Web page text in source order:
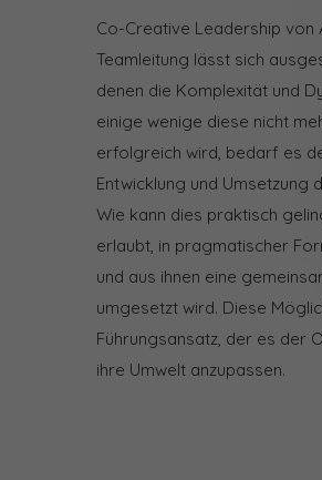
Co-Creative Leadership von
Teamleitung lässt sich
denen die Komplexität und
einige wenige diese nicht
erfolgreich wird, bedarf es
Entwicklung und Umsetzung
Wie kann dies praktisch
erlaubt, in pragmatischer
und aus ihnen eine
umgesetzt wird. Diese
Führungsansatz, der es der
ihre Umwelt anzupassen.